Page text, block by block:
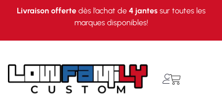
Livraison offertedès l’achat de 4 jantessur toutes les
marques disponibles!